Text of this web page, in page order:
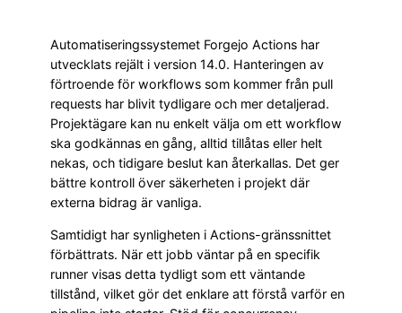
Automatiseringssystemet Forgejo Actions har
utvecklats rejält i version 14.0. Hanteringen av
förtroende för workflows som kommer från pull
requests har blivit tydligare och mer detaljerad.
Projektägare kan nu enkelt välja om ett workflow
ska godkännas en gång, alltid tillåtas eller helt
nekas, och tidigare beslut kan återkallas. Det ger
bättre kontroll över säkerheten i projekt där
externa bidrag är vanliga.
Samtidigt har synligheten i Actions-gränssnittet
förbättrats. När ett jobb väntar på en specifik
runner visas detta tydligt som ett väntande
tillstånd, vilket gör det enklare att förstå varför en